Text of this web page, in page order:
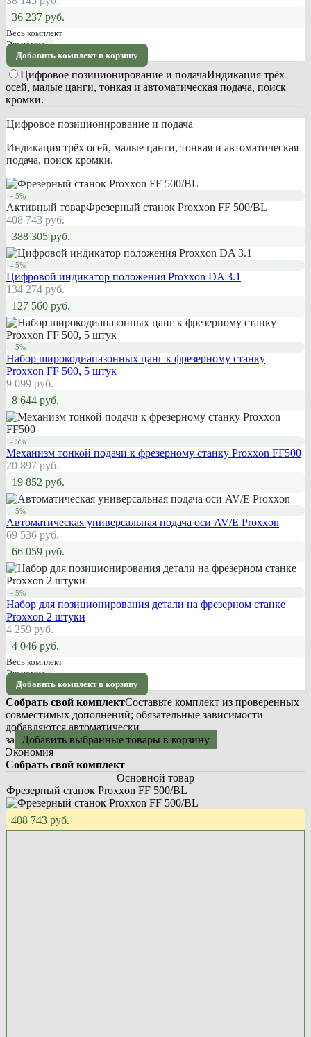
36 237 руб.
Весь комплект
Экономия
Добавить комплект в корзину
Цифровое позиционирование и подачаИндикация трёх
осей, малые цанги, тонкая и автоматическая подача, поиск
кромки.
Цифровое позиционирование и подача
Индикация трёх осей, малые цанги, тонкая и автоматическая
подача, поиск кромки.
- 5%
Активный товарФрезерный станок Proxxon FF 500/BL
408 743 руб.
388 305 руб.
- 5%
Цифровой индикатор положения Proxxon DA 3.1
134 274 руб.
127 560 руб.
- 5%
Набор широкодиапазонных цанг к фрезерному станку
Proxxon FF 500, 5 штук
9 099 руб.
8 644 руб.
- 5%
Механизм тонкой подачи к фрезерному станку Proxxon FF500
20 897 руб.
19 852 руб.
- 5%
Автоматическая универсальная подача оси AV/E Proxxon
69 536 руб.
66 059 руб.
- 5%
Набор для позиционирования детали на фрезерном станке
Proxxon 2 штуки
4 259 руб.
4 046 руб.
Весь комплект
Экономия
Добавить комплект в корзину
Собрать свой комплектСоставьте комплект из проверенных
совместимых дополнений; обязательные зависимости
добавляются автоматически.
за
Добавить выбранные товары в корзину
Экономия
Собрать свой комплект
Основной товар
Фрезерный станок Proxxon FF 500/BL
408 743 руб.